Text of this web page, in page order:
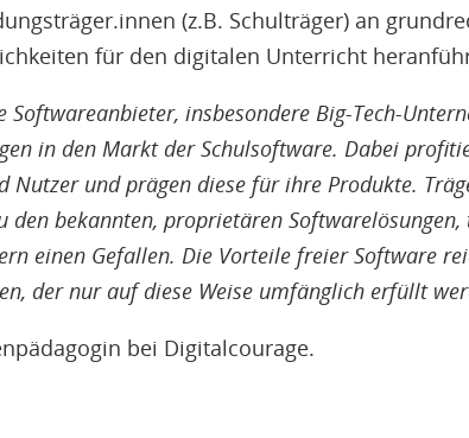
(z.B. Schulträger) an
für den digitalen Unterricht
insbesondere Big-Tech-
in den Markt der Schulsoftware. Dabei
Nutzer und prägen diese für ihre Produkte.
den bekannten, proprietären
einen Gefallen. Die Vorteile freier Software
der nur auf diese Weise umfänglich erfüllt
bei Digitalcourage.